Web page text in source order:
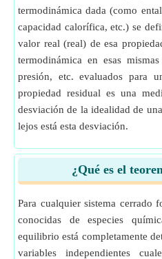
termodinámica dada (como
capacidad calorífica, etc.) se
valor real (real) de esa
termodinámica en esas
presión, etc. evaluados para
propiedad residual es una
desviación de la idealidad de
lejos está esta desviación.
¿Qué es el
Para cualquier sistema cerrado
conocidas de especies
equilibrio está completamente
variables independientes